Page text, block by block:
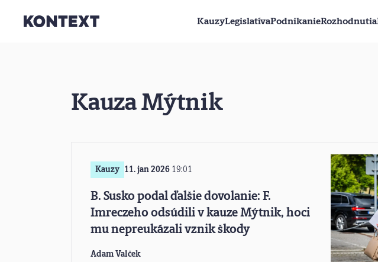
KauzyLegislatívaPodnikanieRozhodnutia
Kauza Mýtnik
Kauzy 11. jan 2026 19:01
B. Susko podal ďalšie dovolanie: F.
Imreczeho odsúdili v kauze Mýtnik, hoci
mu nepreukázali vznik škody
Adam Valček